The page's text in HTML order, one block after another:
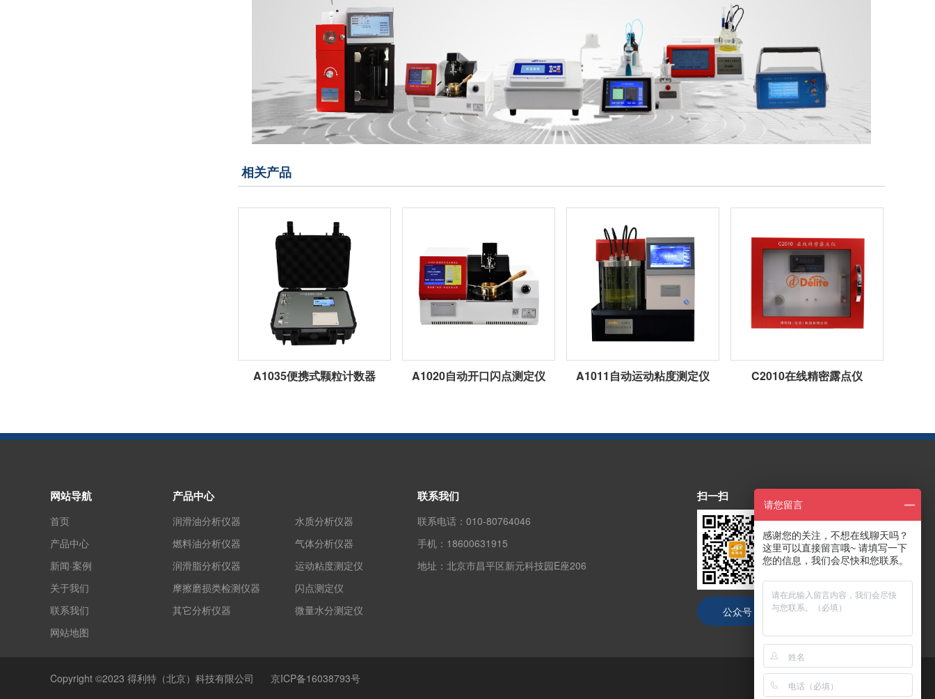
相关产品
A1035便携式颗粒计数器 A1020自动开口闪点测定仪 A1011自动运动粘度测定仪 C2010在线精密露点仪
网站导航
首页
产品中心
新闻·案例
关于我们
联系我们
网站地图
产品中心
润滑油分析仪器
燃料油分析仪器
润滑脂分析仪器
摩擦磨损类检测仪器
其它分析仪器
水质分析仪器
气体分析仪器
运动粘度测定仪
闪点测定仪
微量水分测定仪
联系我们
联系电话： 010-80764046
手机： 18600631915
地址： 北京市昌平区新元科技园E座206
扫一扫
公众号 抖音号
技术支持：
Copyright ©2023 得利特（北京）科技有限公司 京ICP备16038793号
请您留言
感谢您的关注，不想在线聊天吗？
这里可以直接留言哦~ 请填写一下
您的信息，我们会尽快和您联系。